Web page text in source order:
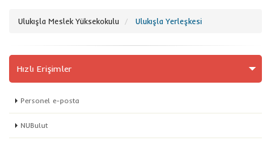
Ulukışla Meslek Yüksekokulu Ulukışla Yerleşkesi
Hızlı Erişimler
Personel e-posta
NUBulut